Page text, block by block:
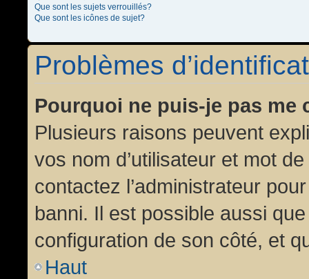
Que sont les sujets verrouillés?
Que sont les icônes de sujet?
Problèmes
Pourquoi ne puis-je pas me
Plusieurs raisons peuvent
vos nom d’utilisateur et mot
contactez l’administrateur
banni. Il est possible aussi
configuration de son côté, et
Haut